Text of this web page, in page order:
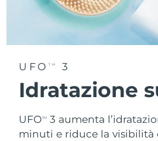
UFO TM 3
Idratazione
UFOTM
3 aumenta
minuti e riduce la visibilità